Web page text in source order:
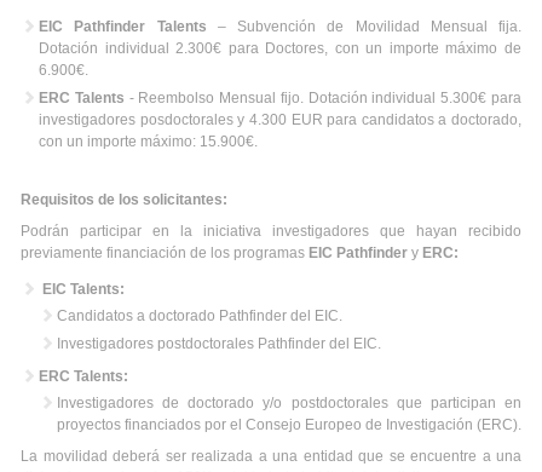
EIC Pathfinder Talents – Subvención de Movilidad Mensual fija.
Dotación individual 2.300€ para Doctores, con un importe máximo de
6.900€.
ERC Talents - Reembolso Mensual fijo. Dotación individual 5.300€ para
investigadores posdoctorales y 4.300 EUR para candidatos a doctorado,
con un importe máximo: 15.900€.
Requisitos de los solicitantes:
Podrán participar en la iniciativa investigadores que hayan recibido
previamente financiación de los programas EIC Pathfinder y ERC:
EIC Talents:
Candidatos a doctorado Pathfinder del EIC.
Investigadores postdoctorales Pathfinder del EIC.
ERC Talents:
Investigadores de doctorado y/o postdoctorales que participan en
proyectos financiados por el Consejo Europeo de Investigación (ERC).
La movilidad deberá ser realizada a una entidad que se encuentre a una